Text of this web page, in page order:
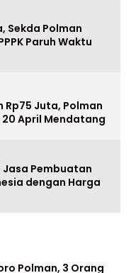
Sekda Polman
Paruh Waktu
Juta, Polman
20 April Mendatang
Pembuatan
dengan Harga
Polman, 3 Orang